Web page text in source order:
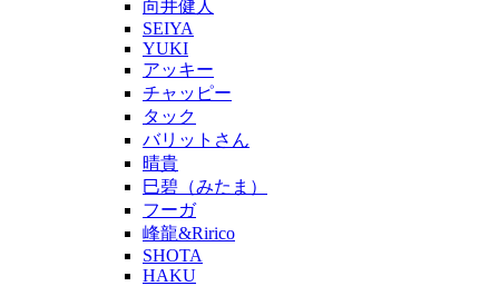
向井健人
SEIYA
YUKI
アッキー
チャッピー
タック
バリットさん
晴貴
巳碧（みたま）
フーガ
峰龍&Ririco
SHOTA
HAKU